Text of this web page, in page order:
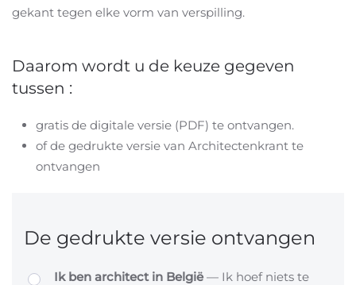
gekant tegen elke vorm van verspilling.
Daarom wordt u de keuze gegeven
tussen :
gratis de digitale versie (PDF) te ontvangen.
of de gedrukte versie van Architectenkrant te
ontvangen
De gedrukte versie ontvangen
Ik ben architect in België — Ik hoef niets te